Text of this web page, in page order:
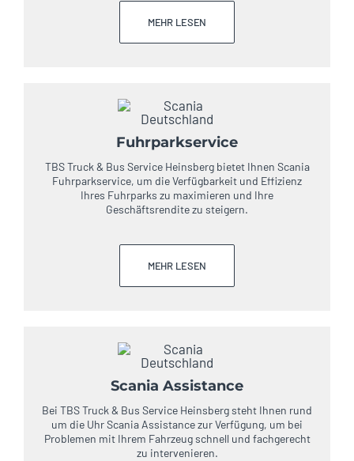
MEHR LESEN
Fuhrparkservice
TBS Truck & Bus Service Heinsberg bietet Ihnen Scania
Fuhrparkservice, um die Verfügbarkeit und Effizienz
Ihres Fuhrparks zu maximieren und Ihre
Geschäftsrendite zu steigern.
MEHR LESEN
Scania Assistance
Bei TBS Truck & Bus Service Heinsberg steht Ihnen rund
um die Uhr Scania Assistance zur Verfügung, um bei
Problemen mit Ihrem Fahrzeug schnell und fachgerecht
zu intervenieren.